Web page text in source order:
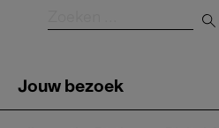
Jouw bezoek